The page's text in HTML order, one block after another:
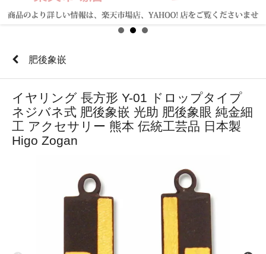
肥後象嵌
イヤリング 長方形 Y-01 ドロップタイプ
ネジバネ式 肥後象嵌 光助 肥後象眼 純金細
工 アクセサリー 熊本 伝統工芸品 日本製
Higo Zogan